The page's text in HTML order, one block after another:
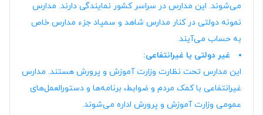
می‌شوند. این مدارس در سراسر کشور نمایندگی دارند. مدارس
نمونه دولتی در کنار مدارس شاهد و سمپاد جزء مدارس خاص
به حساب می‌آیند.
غیر دولتی یا غیرانتفاعی:
این مدارس تحت نظارت وزارت آموزش و پرورش هستند. مدارس
غیرانتفاعی با کمک مردم و ضوابط، برنامه‌ها و دستورالعمل‌های
عمومی وزارت آموزش و پرورش اداره می‌شوند.